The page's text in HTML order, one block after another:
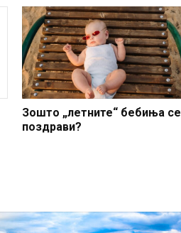
Зошто „летните“ бебиња се
поздрави?